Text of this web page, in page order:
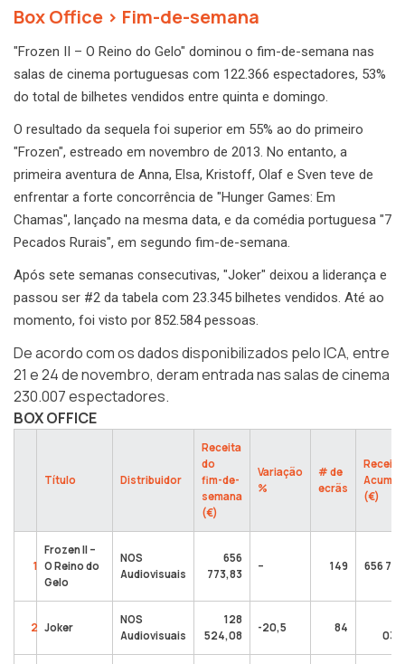
Box Office > Fim-de-semana
"Frozen II – O Reino do Gelo" dominou o fim-de-semana nas
salas de cinema portuguesas com 122.366 espectadores, 53%
do total de bilhetes vendidos entre quinta e domingo.
O resultado da sequela foi superior em 55% ao do primeiro
"Frozen", estreado em novembro de 2013. No entanto, a
primeira aventura de Anna, Elsa, Kristoff, Olaf e Sven teve de
enfrentar a forte concorrência de "Hunger Games: Em
Chamas", lançado na mesma data, e da comédia portuguesa "7
Pecados Rurais", em segundo fim-de-semana.
Após sete semanas consecutivas, "Joker" deixou a liderança e
passou ser #2 da tabela com 23.345 bilhetes vendidos. Até ao
momento, foi visto por 852.584 pessoas.
De acordo com os dados disponibilizados pelo ICA, entre
21 e 24 de novembro, deram entrada nas salas de cinema
230.007 espectadores.
BOX OFFICE
Título Distribuidor
Receita
do
fim-de-
semana
(€)
Variação
%
# de
ecrãs
Receita
(€)
1
Frozen II –
O Reino do
Gelo
NOS
Audiovisuais
656
773,83
– 149 656
2 Joker
NOS
Audiovisuais
128
524,08
-20,5 84